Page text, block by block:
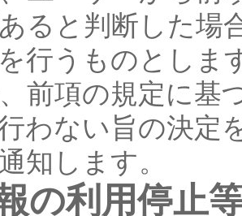
ると判断した場
行うものとしま
前項の規定に基
わない旨の決定
知します。
の利用停止